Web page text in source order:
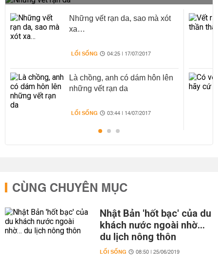
Những vết rạn da, sao mà xót
xa…
LỐI SỐNG 04:25 | 17/07/2017
Là chồng, anh có dám hôn lên
những vết rạn da
LỐI SỐNG 03:44 | 14/07/2017
CÙNG CHUYÊN MỤC
Nhật Bản 'hốt bạc' của du
khách nước ngoài nhờ…
du lịch nông thôn
LỐI SỐNG 08:50 | 25/06/2019